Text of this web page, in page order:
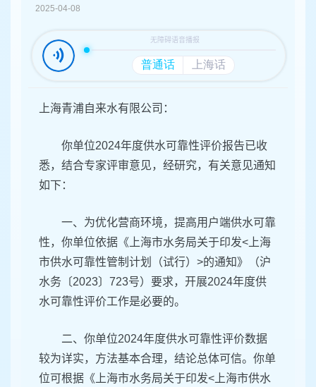
2025-04-08
上海青浦自来水有限公司：
你单位2024年度供水可靠性评价报告已收
悉，结合专家评审意见，经研究，有关意见通知
如下：
一、为优化营商环境，提高用户端供水可靠
性，你单位依据《上海市水务局关于印发<上海
市供水可靠性管制计划（试行）>的通知》（沪
水务〔2023〕723号）要求，开展2024年度供
水可靠性评价工作是必要的。
二、你单位2024年度供水可靠性评价数据
较为详实，方法基本合理，结论总体可信。你单
位可根据《上海市水务局关于印发<上海市供水